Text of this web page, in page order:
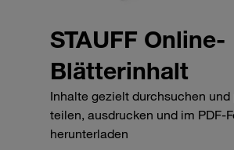
STAUFF Online-
Blätterinhalt
Inhalte gezielt durchsuchen und
teilen, ausdrucken und im PDF-
herunterladen